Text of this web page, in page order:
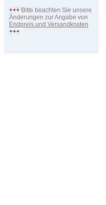
+++ Bitte beachten Sie unsere
Änderungen zur Angabe von
Endpreis und Versandkosten
+++